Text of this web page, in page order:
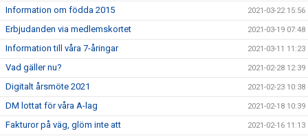
Information om födda 2015 2021-03-22 15:56
Erbjudanden via medlemskortet 2021-03-19 07:48
Information till våra 7-åringar 2021-03-11 11:23
Vad gäller nu? 2021-02-28 12:39
Digitalt årsmöte 2021 2021-02-23 10:38
DM lottat för våra A-lag 2021-02-18 10:39
Fakturor på väg, glöm inte att 2021-02-16 11:13